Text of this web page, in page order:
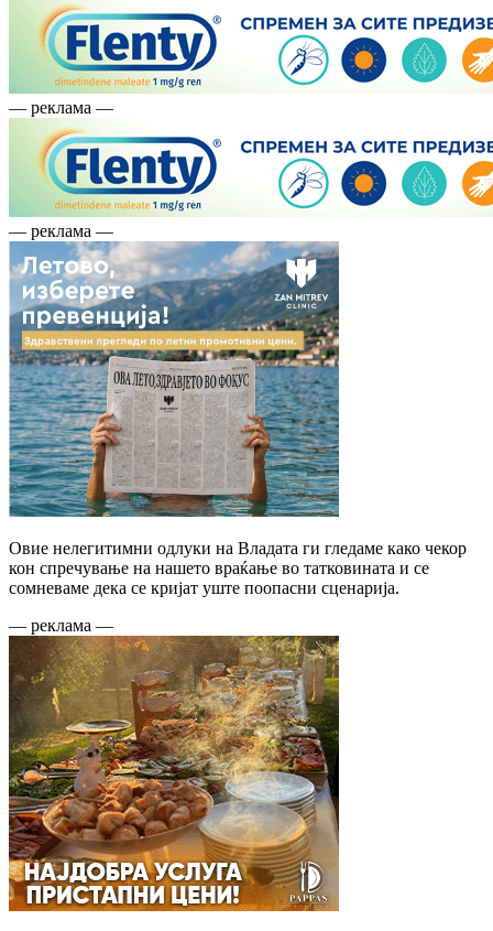
— реклама —
— реклама —
Овие нелегитимни одлуки на Владата ги гледаме како чекор
кон спречување на нашето враќање во татковината и се
сомневаме дека се кријат уште поопасни сценарија.
— реклама —